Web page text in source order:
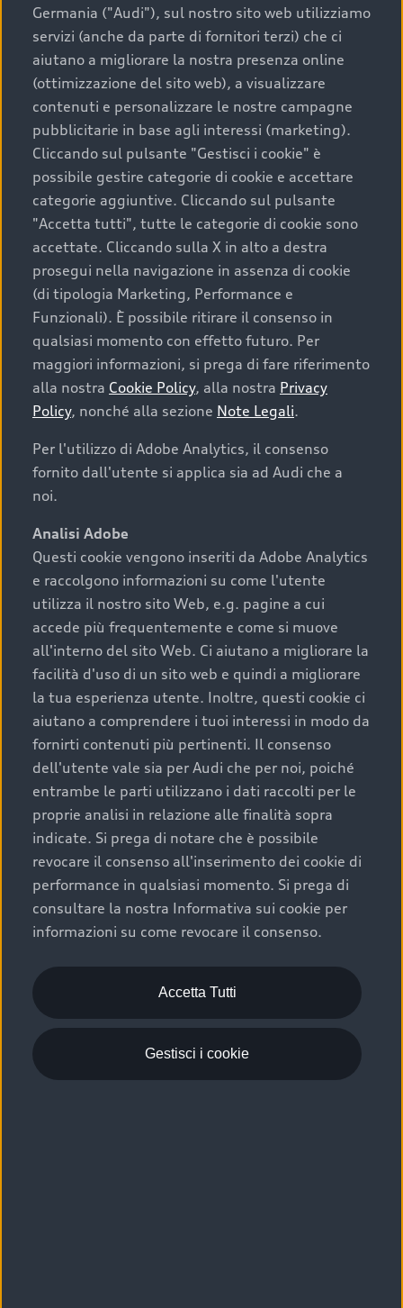
La qualità di acquistare
un’auto usata Audi
Scegliere un’auto usata è una decisione che coniuga
convenienza, affidabilità e sostenibilità. Per fare un
acquisto sicuro, è essenziale considerare aspetti
determinanti come la garanzia inclusa e l’affidabilità del
marchio. Audi offre l’auto usata perfetta tramite Audi
Prima Scelta :plus
Cosa sapere prima di
acquistare la tua prossima
auto
I requisiti fondamentali da considerare prima di
acquistare un’auto usata, oltre al prezzo e all'aspetto,
chilometraggio: un valore contenuto corrisponde a
uno stato migliore del veicolo e a una maggiore
durata nel tempo;
cronologia dei tagliandi: una documentazione
completa della vettura certifica una manutenzione
costante e accurata;
condizioni della carrozzeria e degli interni: una
buona conservazione evidenzia cura e attenzione del
precedente proprietario;
efficienza meccanica: motore, trasmissione e
componenti principali in ottimo stato garantiscono
prestazioni affidabili e sicure.
Acquistare un’auto usata in una Concessionaria ufficiale
Audi che offre l’usato garantito tramite Audi Prima
Scelta :plus, significa affidarsi ad un prodotto che viene
sottoposto a 110 controlli approfonditi e coperto da
garanzia fino a 4 anni per una maggiore tutela del tuo
acquisto.
Germania ("Audi"), sul nostro sito web utilizziamo
servizi (anche da parte di fornitori terzi) che ci
aiutano a migliorare la nostra presenza online
(ottimizzazione del sito web), a visualizzare
contenuti e personalizzare le nostre campagne
pubblicitarie in base agli interessi (marketing).
Cliccando sul pulsante "Gestisci i cookie" è
possibile gestire categorie di cookie e accettare
categorie aggiuntive. Cliccando sul pulsante
"Accetta tutti", tutte le categorie di cookie sono
accettate. Cliccando sulla X in alto a destra
prosegui nella navigazione in assenza di cookie
(di tipologia Marketing, Performance e
Funzionali). È possibile ritirare il consenso in
qualsiasi momento con effetto futuro. Per
maggiori informazioni, si prega di fare riferimento
alla nostra Cookie Policy, alla nostra Privacy
Policy, nonché alla sezione Note Legali.
Per l'utilizzo di Adobe Analytics, il consenso
fornito dall'utente si applica sia ad Audi che a
noi.
Analisi Adobe
Questi cookie vengono inseriti da Adobe Analytics
e raccolgono informazioni su come l'utente
utilizza il nostro sito Web, e.g. pagine a cui
accede più frequentemente e come si muove
all'interno del sito Web. Ci aiutano a migliorare la
facilità d'uso di un sito web e quindi a migliorare
la tua esperienza utente. Inoltre, questi cookie ci
aiutano a comprendere i tuoi interessi in modo da
fornirti contenuti più pertinenti. Il consenso
dell'utente vale sia per Audi che per noi, poiché
entrambe le parti utilizzano i dati raccolti per le
proprie analisi in relazione alle finalità sopra
indicate. Si prega di notare che è possibile
revocare il consenso all'inserimento dei cookie di
performance in qualsiasi momento. Si prega di
consultare la nostra Informativa sui cookie per
informazioni su come revocare il consenso.
Accetta Tutti
Gestisci i cookie